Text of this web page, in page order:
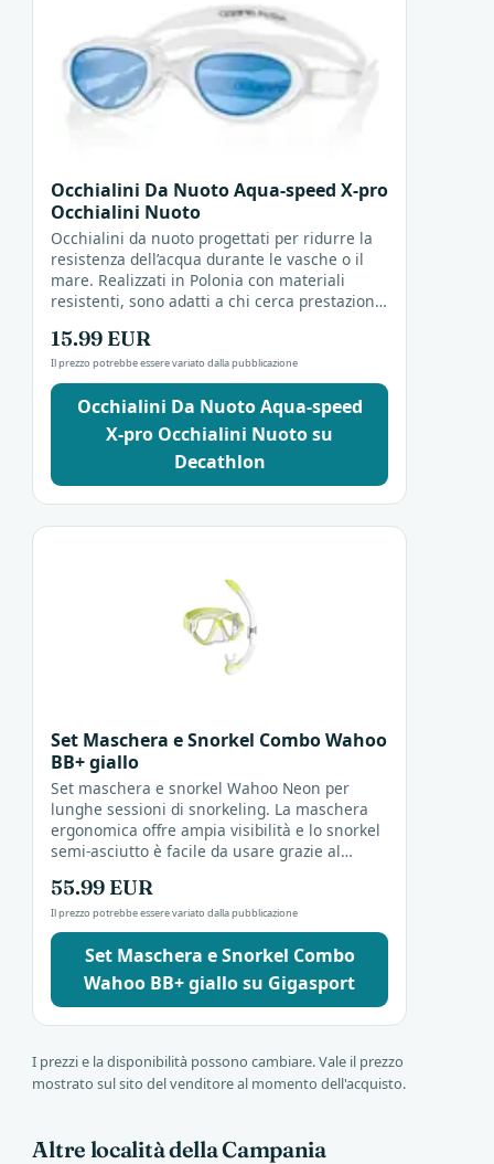
Occhialini Da Nuoto Aqua-speed X-pro
Occhialini Nuoto
Occhialini da nuoto progettati per ridurre la
resistenza dell’acqua durante le vasche o il
mare. Realizzati in Polonia con materiali
resistenti, sono adatti a chi cerca prestazioni
15.99 EUR
Il prezzo potrebbe essere variato dalla pubblicazione
Occhialini Da Nuoto Aqua-speed
X-pro Occhialini Nuoto su
Decathlon
Set Maschera e Snorkel Combo Wahoo
BB+ giallo
Set maschera e snorkel Wahoo Neon per
lunghe sessioni di snorkeling. La maschera
ergonomica offre ampia visibilità e lo snorkel
semi-asciutto è facile da usare grazie al
55.99 EUR
Il prezzo potrebbe essere variato dalla pubblicazione
Set Maschera e Snorkel Combo
Wahoo BB+ giallo su Gigasport
I prezzi e la disponibilità possono cambiare. Vale il prezzo
mostrato sul sito del venditore al momento dell'acquisto.
Altre località della Campania